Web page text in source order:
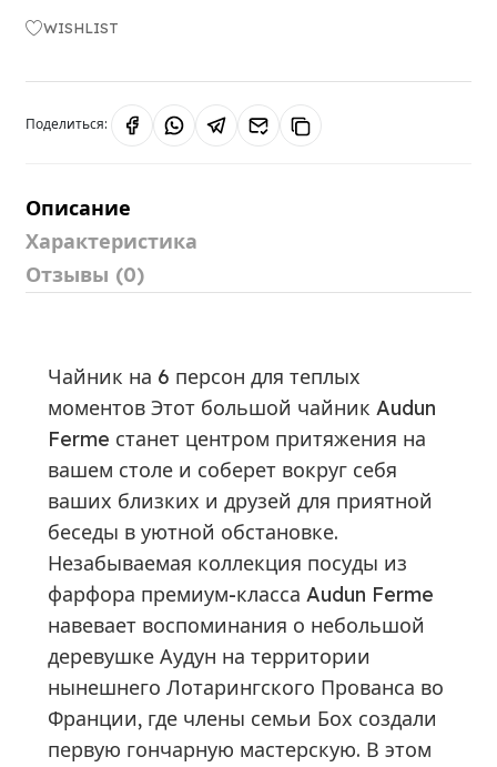
WISHLIST
Поделиться:
Описание
Характеристика
Отзывы (0)
Чайник на 6 персон для теплых
моментов Этот большой чайник Audun
Ferme станет центром притяжения на
вашем столе и соберет вокруг себя
ваших близких и друзей для приятной
беседы в уютной обстановке.
Незабываемая коллекция посуды из
фарфора премиум-класса Audun Ferme
навевает воспоминания о небольшой
деревушке Аудун на территории
нынешнего Лотарингского Прованса во
Франции, где члены семьи Бох создали
первую гончарную мастерскую. В этом